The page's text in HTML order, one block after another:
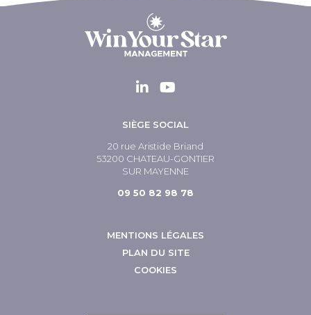
SIÈGE SOCIAL
20 rue Aristide Briand
53200 CHATEAU-GONTIER
SUR MAYENNE
09 50 82 98 78
MENTIONS LÉGALES
PLAN DU SITE
COOKIES